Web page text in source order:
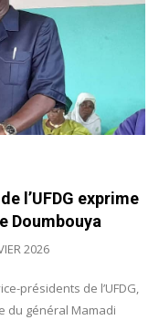
l’UFDG exprime
Doumbouya
2026
présidents de l’UFDG,
du général Mamadi